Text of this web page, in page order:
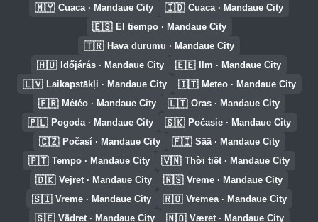
🇲🇾 Cuaca · Mandaue City 🇮🇩 Cuaca · Mandaue City
🇪🇸 El tiempo · Mandaue City
🇹🇷 Hava durumu · Mandaue City
🇭🇺 Időjárás · Mandaue City 🇪🇪 Ilm · Mandaue City
🇱🇻 Laikapstākļi · Mandaue City 🇮🇹 Meteo · Mandaue City
🇫🇷 Météo · Mandaue City 🇱🇹 Oras · Mandaue City
🇵🇱 Pogoda · Mandaue City 🇸🇰 Počasie · Mandaue City
🇨🇿 Počasí · Mandaue City 🇫🇮 Sää · Mandaue City
🇵🇹 Tempo · Mandaue City 🇻🇳 Thời tiết · Mandaue City
🇩🇰 Vejret · Mandaue City 🇷🇸 Vreme · Mandaue City
🇸🇮 Vreme · Mandaue City 🇷🇴 Vremea · Mandaue City
🇸🇪 Vädret · Mandaue City 🇳🇴 Været · Mandaue City